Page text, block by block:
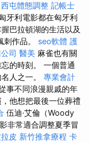
西屯體態調整 記帳士
牙利電影都在匈牙利
巴拉頓湖的生活以及
作品。 seo軟體 護
司 醫美 麻雀也有關
的時刻。 一個普通
人之一。 專業會計
事不同浪漫親戚的年
他想把最後一位葬禮
伍迪·艾倫（Woody
非常適合調整夏季冒
皮 新竹推拿療程 卡